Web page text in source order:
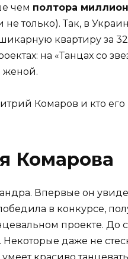
чем полтора
только). Так, в
квартиру за
на «Танцах со
женой.
Комарова
Впервые он
в конкурсе,
проекте. До
даже не